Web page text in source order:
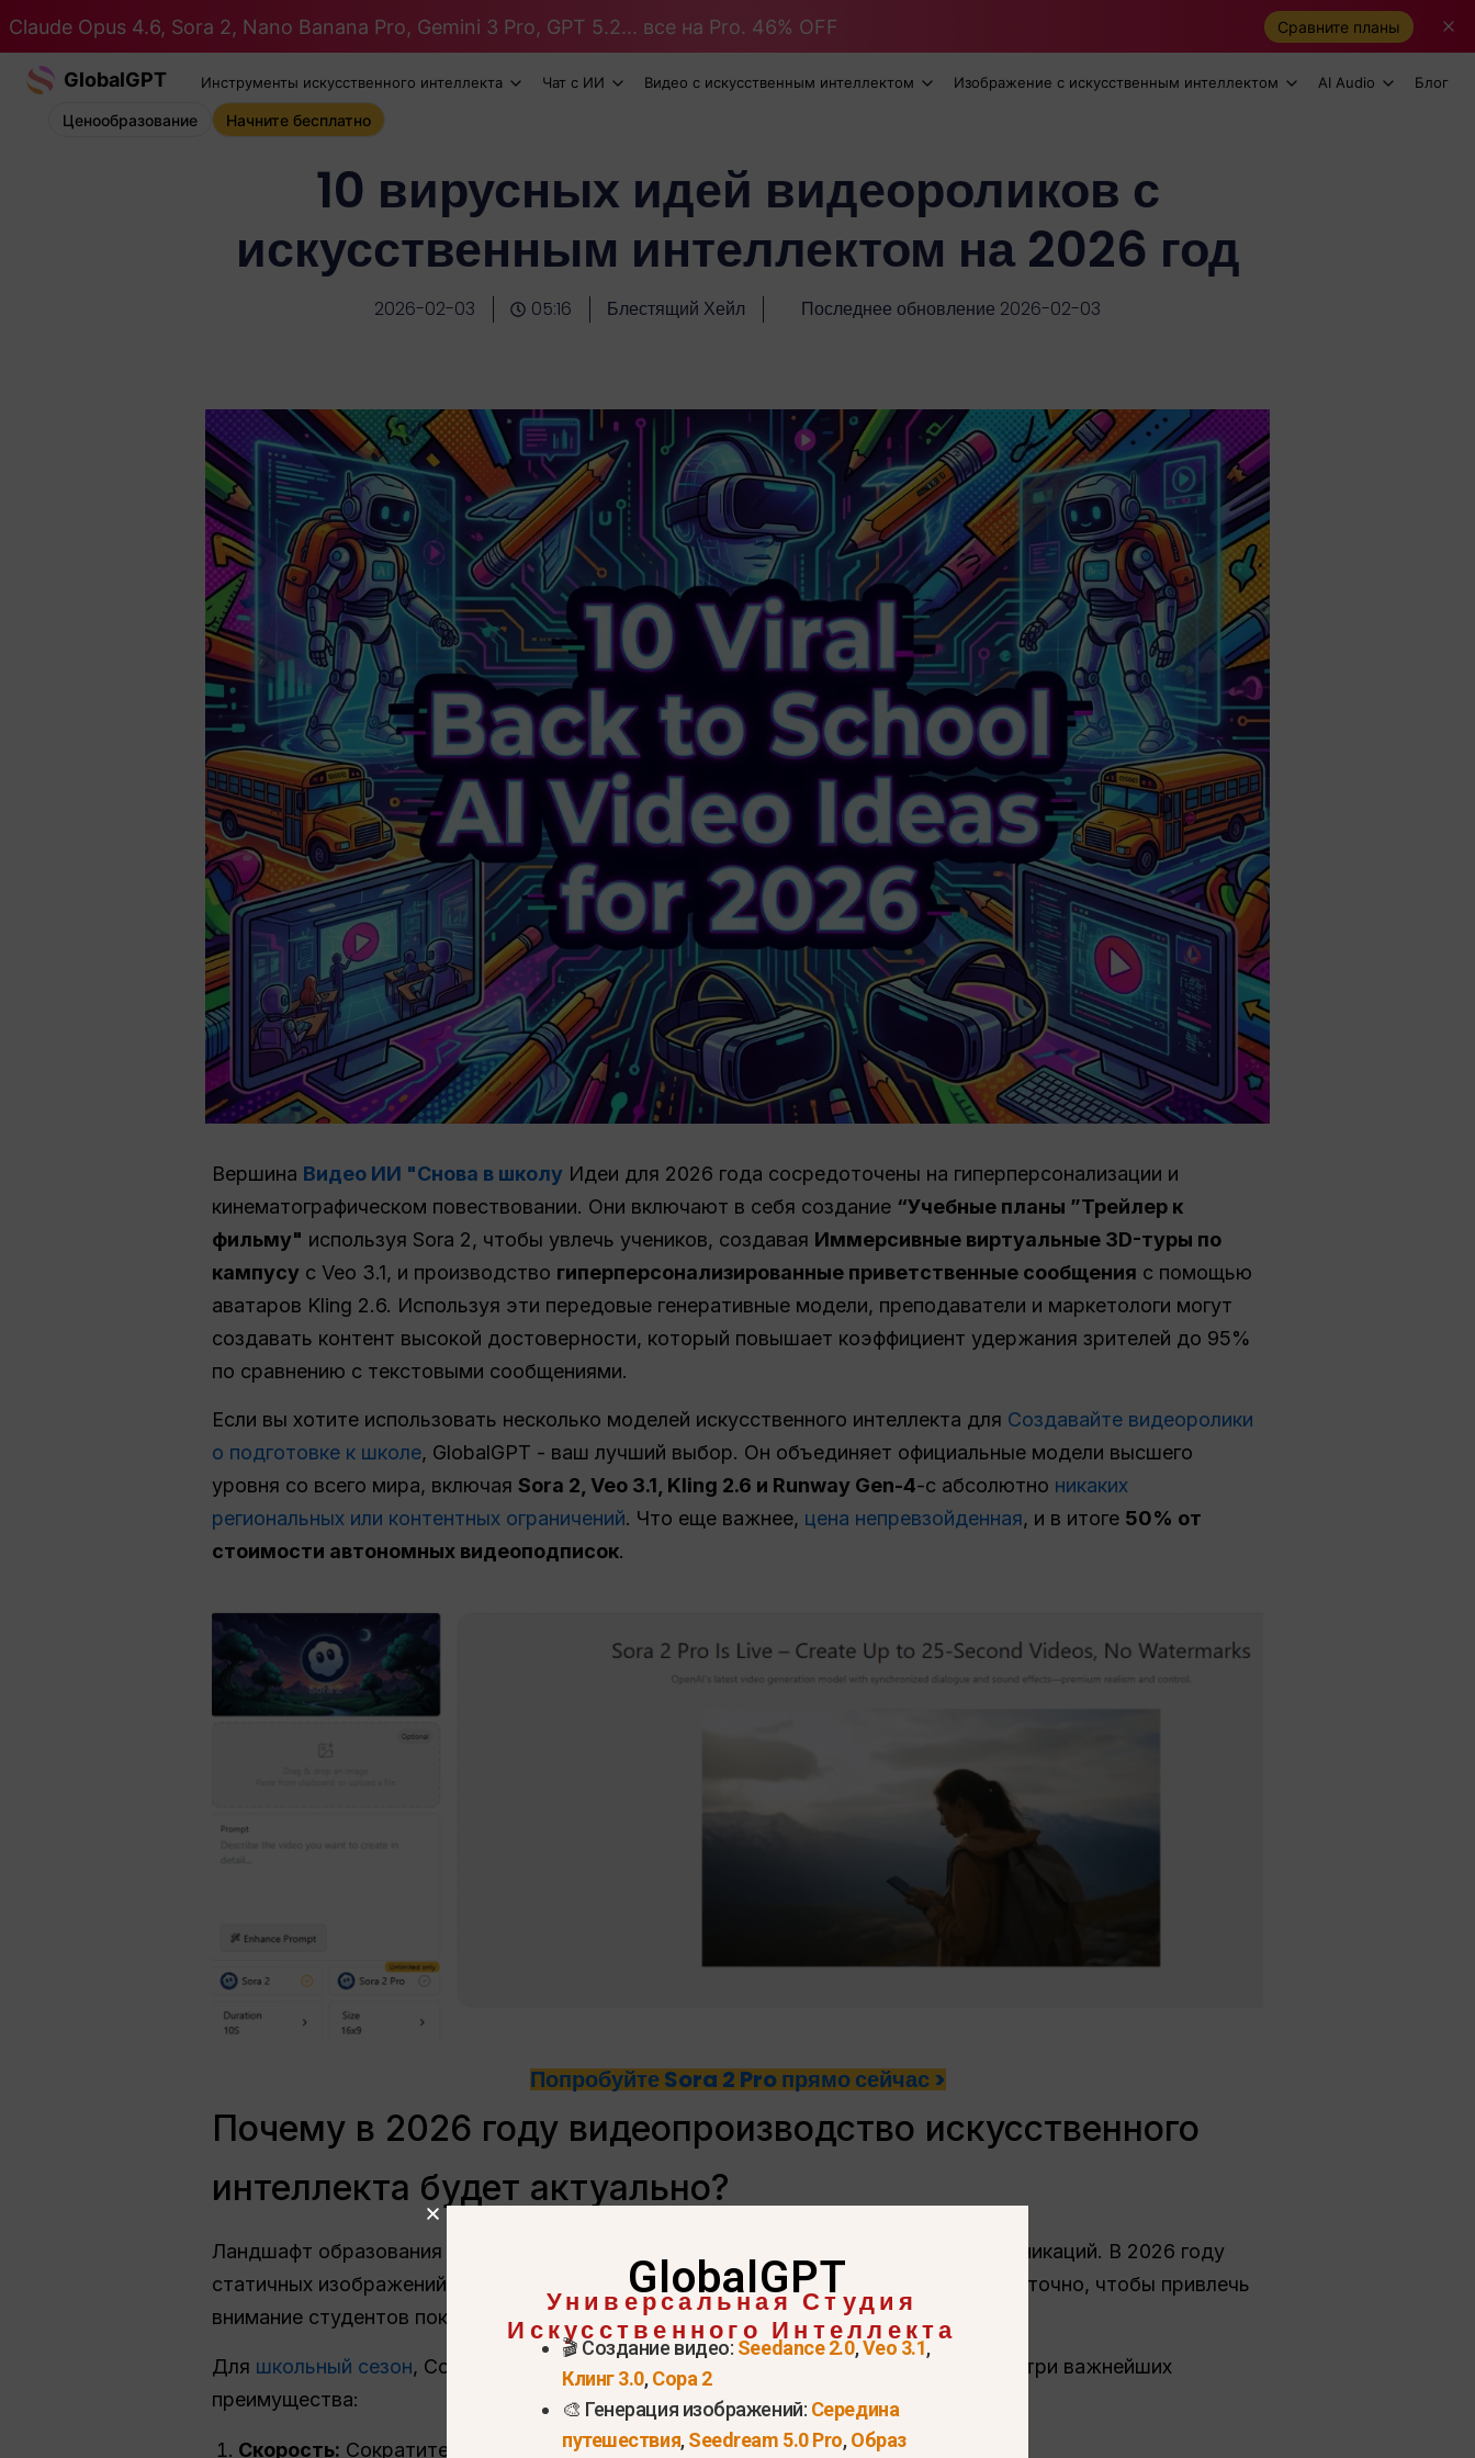
Claude Opus 4.6, Sora 2, Nano Banana Pro, Gemini 3 Pro, GPT 5.2... все на Pro. 46% OFF Сравните планы
GlobalGPT Инструменты искусственного интеллекта Чат с ИИ Видео с искусственным интеллектом Изображение с искусственным интеллектом AI Audio Блог
Ценообразование Начните бесплатно
10 вирусных идей видеороликов с
искусственным интеллектом на 2026 год
2026-02-03 05:16 Блестящий Хейл Последнее обновление 2026-02-03
Вершина Видео ИИ "Снова в школу Идеи для 2026 года сосредоточены на гиперперсонализации и
кинематографическом повествовании. Они включают в себя создание “Учебные планы ”Трейлер к
фильму" используя Sora 2, чтобы увлечь учеников, создавая Иммерсивные виртуальные 3D-туры по
кампусу с Veo 3.1, и производство гиперперсонализированные приветственные сообщения с помощью
аватаров Kling 2.6. Используя эти передовые генеративные модели, преподаватели и маркетологи могут
создавать контент высокой достоверности, который повышает коэффициент удержания зрителей до 95%
по сравнению с текстовыми сообщениями.
Если вы хотите использовать несколько моделей искусственного интеллекта для Создавайте видеоролики
о подготовке к школе, GlobalGPT - ваш лучший выбор. Он объединяет официальные модели высшего
уровня со всего мира, включая Sora 2, Veo 3.1, Kling 2.6 и Runway Gen-4-с абсолютно никаких
региональных или контентных ограничений. Что еще важнее, цена непревзойденная, и в итоге 50% от
стоимости автономных видеоподписок.
Попробуйте Sora 2 Pro прямо сейчас >
Почему в 2026 году видеопроизводство искусственного
интеллекта будет актуально?
Ландшафт образования и маркетинга полностью сместился в сторону видеокоммуникаций. В 2026 году
статичных изображений и перегруженных текстом электронных писем уже недостаточно, чтобы привлечь
внимание студентов поколения Альфа или занятых родителей.
Для школьный сезон, Создание видео с помощью искусственного интеллекта дает три важнейших
преимущества:
Скорость: Сократите время производства с недель до минут.
GlobalGPT
Универсальная Студия
Искусственного Интеллекта
🎬 Создание видео: Seedance 2.0,Veo 3.1,
Клинг 3.0,Сора 2
🎨 Генерация изображений: Середина
путешествия,Seedream 5.0 Pro,Образ